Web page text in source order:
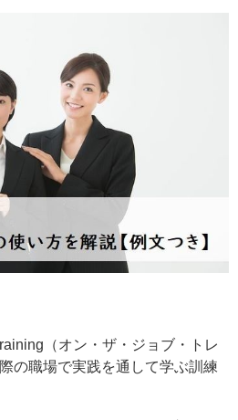
（オン・ザ・ジョブ・トレ
の職場で実践を通して学ぶ訓練